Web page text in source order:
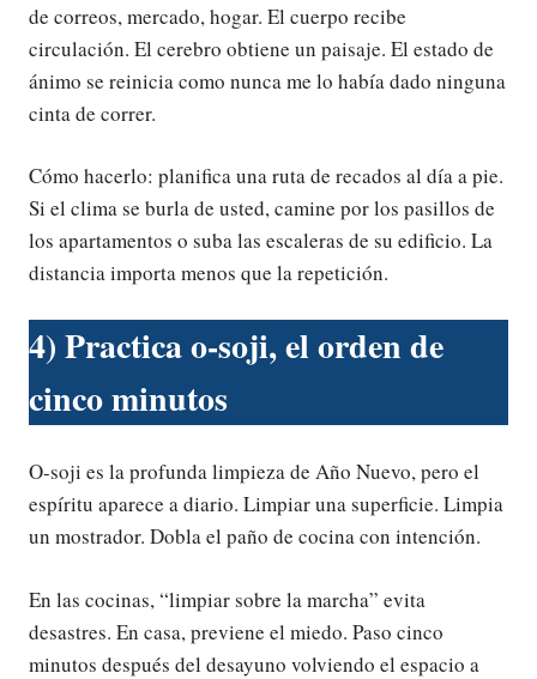
de correos, mercado, hogar. El cuerpo recibe
circulación. El cerebro obtiene un paisaje. El estado de
ánimo se reinicia como nunca me lo había dado ninguna
cinta de correr.
Cómo hacerlo: planifica una ruta de recados al día a pie.
Si el clima se burla de usted, camine por los pasillos de
los apartamentos o suba las escaleras de su edificio. La
distancia importa menos que la repetición.
4) Practica o-soji, el orden de
cinco minutos
O-soji es la profunda limpieza de Año Nuevo, pero el
espíritu aparece a diario. Limpiar una superficie. Limpia
un mostrador. Dobla el paño de cocina con intención.
En las cocinas, “limpiar sobre la marcha” evita
desastres. En casa, previene el miedo. Paso cinco
minutos después del desayuno volviendo el espacio a